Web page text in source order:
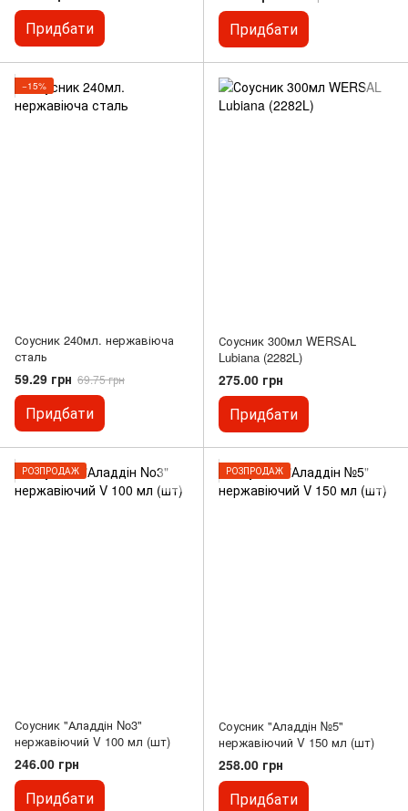
Придбати Придбати
−15%
Соусник 240мл. нержавіюча
сталь
59.29 грн 69.75 грн
Придбати
Соусник 300мл WERSAL
Lubiana (2282L)
275.00 грн
Придбати
РОЗПРОДАЖ
Соусник "Аладдін No3"
нержавіючий V 100 мл (шт)
246.00 грн
Придбати
РОЗПРОДАЖ
Соусник "Аладдін №5"
нержавіючий V 150 мл (шт)
258.00 грн
Придбати